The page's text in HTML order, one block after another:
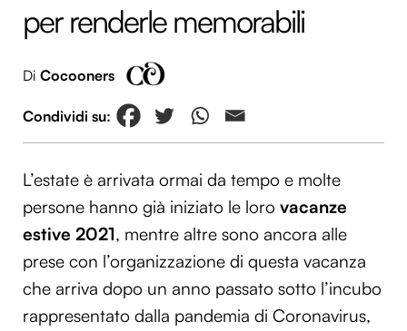
per renderle memorabili
Di Cocooners
L’estate è arrivata ormai da tempo e molte
persone hanno già iniziato le loro vacanze
estive 2021, mentre altre sono ancora alle
prese con l’organizzazione di questa vacanza
che arriva dopo un anno passato sotto l’incubo
rappresentato dalla pandemia di Coronavirus,